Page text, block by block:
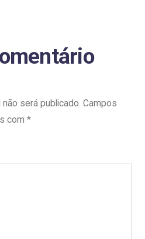
será publicado. Campos
com *